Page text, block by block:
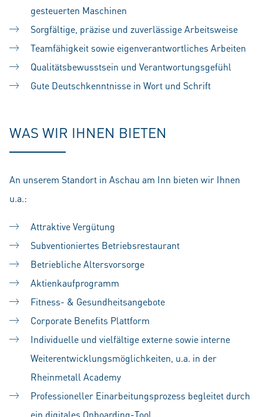
gesteuerten Maschinen
Sorgfältige, präzise und zuverlässige Arbeitsweise
Teamfähigkeit sowie eigenverantwortliches Arbeiten
Qualitätsbewusstsein und Verantwortungsgefühl
Gute Deutschkenntnisse in Wort und Schrift
WAS WIR IHNEN BIETEN
An unserem Standort in Aschau am Inn bieten wir Ihnen
u.a.:
Attraktive Vergütung
Subventioniertes Betriebsrestaurant
Betriebliche Altersvorsorge
Aktienkaufprogramm
Fitness- & Gesundheitsangebote
Corporate Benefits Plattform
Individuelle und vielfältige externe sowie interne
Weiterentwicklungsmöglichkeiten, u.a. in der
Rheinmetall Academy
Professioneller Einarbeitungsprozess begleitet durch
ein digitales Onboarding-Tool